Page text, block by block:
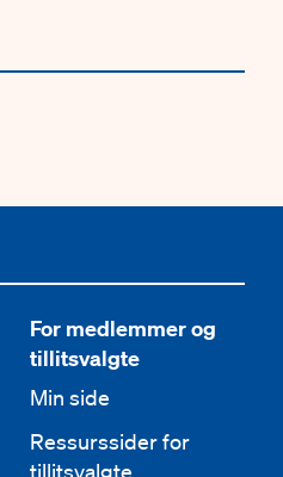
For medlemmer og
tillitsvalgte
Min side
Ressurssider for
tillitsvalgte